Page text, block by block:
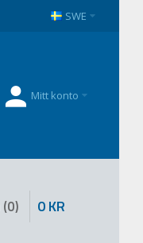
SWE
Mitt konto
0 0KR